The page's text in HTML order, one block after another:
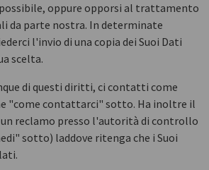
oppure opporsi al trattamento
da parte nostra. In determinate
l'invio di una copia dei Suoi Dati
scelta.
di questi diritti, ci contatti come
"come contattarci" sotto. Ha inoltre il
reclamo presso l'autorità di controllo
sotto) laddove ritenga che i Suoi